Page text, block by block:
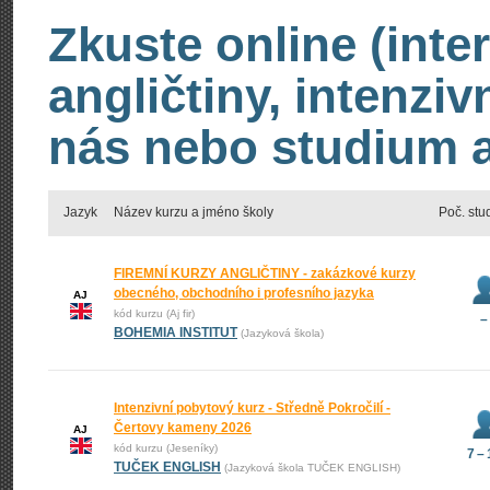
Zkuste online
angličtiny,
nás nebo studium
Jazyk Název kurzu a jméno školy Poč.
AJ
FIREMNÍ KURZY ANGLIČTINY - zakázkové kurzy
obecného, obchodního i profesního jazyka
kód kurzu (Aj fir)
BOHEMIA INSTITUT (Jazyková škola)
–
AJ
Intenzivní pobytový kurz - Středně Pokročilí -
Čertovy kameny 2026
kód kurzu (Jeseníky)
TUČEK ENGLISH (Jazyková škola TUČEK ENGLISH)
7 –